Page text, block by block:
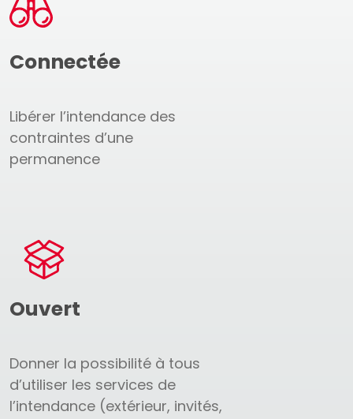
Connectée
Libérer l’intendance des
contraintes d’une
permanence
Ouvert
Donner la possibilité à tous
d’utiliser les services de
l’intendance (extérieur, invités,